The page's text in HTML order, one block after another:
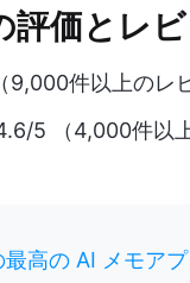
評価とレ
9,000件以上のレ
5 （4,000件以
最高の AI メモア